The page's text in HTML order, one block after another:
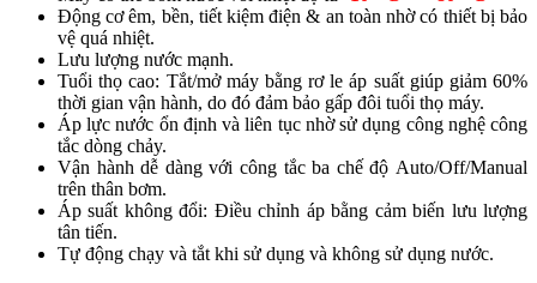
Động cơ êm, bền, tiết kiệm điện & an toàn nhờ có thiết bị bảo
vệ quá nhiệt.
Lưu lượng nước mạnh.
Tuổi thọ cao: Tắt/mở máy bằng rơ le áp suất giúp giảm 60%
thời gian vận hành, do đó đảm bảo gấp đôi tuổi thọ máy.
Áp lực nước ổn định và liên tục nhờ sử dụng công nghệ công
tắc dòng chảy.
Vận hành dễ dàng với công tắc ba chế độ Auto/Off/Manual
trên thân bơm.
Áp suất không đổi: Điều chỉnh áp bằng cảm biến lưu lượng
tân tiến.
Tự động chạy và tắt khi sử dụng và không sử dụng nước.